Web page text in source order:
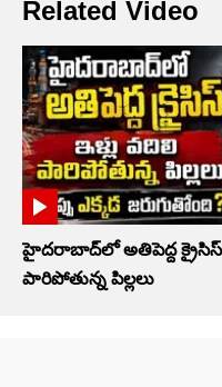
Related Video
హైదరాబాద్‌లో అతిపెద్ద క్రైసిస్..
పారిపోతున్న పిల్లలు